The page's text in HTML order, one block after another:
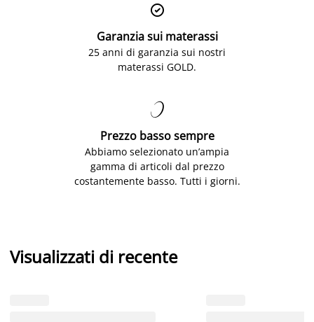

Garanzia sui materassi
25 anni di garanzia sui nostri
materassi GOLD.

Prezzo basso sempre
Abbiamo selezionato un’ampia
gamma di articoli dal prezzo
costantemente basso. Tutti i giorni.
Visualizzati di recente